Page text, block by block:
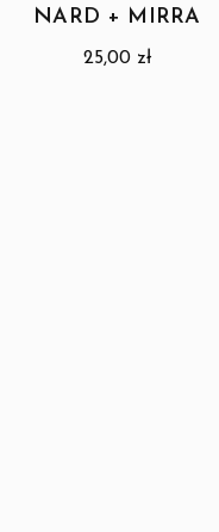
NARD + MIRRA
25,00 zł